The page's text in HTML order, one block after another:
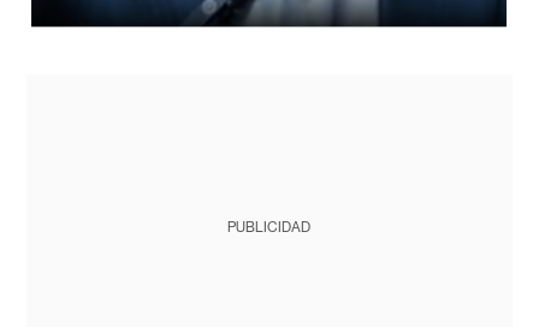
PUBLICIDAD